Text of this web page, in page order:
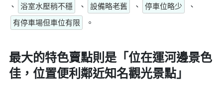
、
浴室水壓稍不穩 、 設備略老舊 、 停車位略少
、
有停車場但車位有限
。
最大的特色賣點則是「位在運河邊景色
佳，位置便利鄰近知名觀光景點」